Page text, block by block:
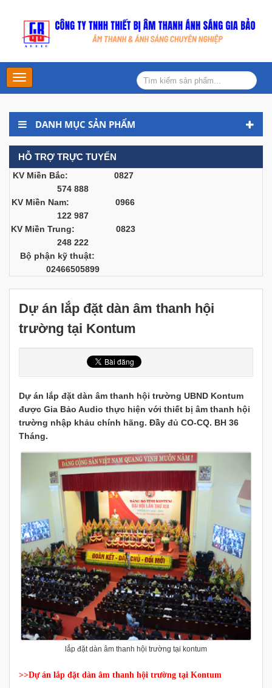
Main
Menu
DANH MỤC SẢN PHẨM
HỖ TRỢ TRỰC TUYẾN
KV Miền Bắc: 0827
574 888
KV Miền Nam: 0966
122 987
KV Miền Trung: 0823
248 222
Bộ phận kỹ thuật:
02466505899
Dự án lắp đặt dàn âm thanh hội
trường tại Kontum
Dự án lắp đặt dàn âm thanh hội trường UBND Kontum
được Gia Bảo Audio thực hiện với thiết bị âm thanh hội
trường nhập khảu chính hãng. Đầy đủ CO-CQ. BH 36
Tháng.
lắp đặt dàn âm thanh hội trường tại kontum
>>Dự án lắp đặt dàn âm thanh hội trường tại Kontum